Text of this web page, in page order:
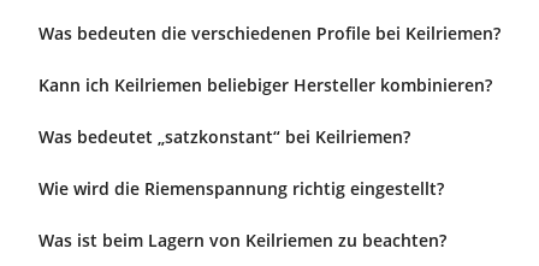
Was bedeuten die verschiedenen Profile bei Keilriemen?
Kann ich Keilriemen beliebiger Hersteller kombinieren?
Was bedeutet „satzkonstant“ bei Keilriemen?
Wie wird die Riemenspannung richtig eingestellt?
Was ist beim Lagern von Keilriemen zu beachten?